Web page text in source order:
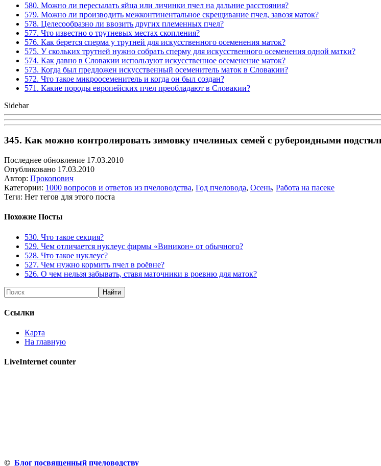
580. Можно ли пересылать яйца или личинки пчел на дальние расстояния?
579. Можно ли производить межконтинентальное скрещивание пчел, завозя маток?
578. Целесообразно ли ввозить других племенных пчел?
577. Что известно о трутневых местах скопления?
576. Как берется сперма у трутней для искусственного осеменения маток?
575. У скольких трутней нужно собрать сперму для искусственного осеменения одной матки?
574. Как давно в Словакии используют искусственное осеменение маток?
573. Когда был предложен искусственный осеменитель маток в Словакии?
572. Что такое микроосеменитель и когда он был создан?
571. Какие породы европейских пчел преобладают в Словакии?
Sidebar
345. Как можно контролировать зимовку пчелиных семей с рубероидными
Последнее обновление 17.03.2010
Опубликовано 17.03.2010
Автор: Прокопович
Категории: 1000 вопросов и ответов из пчеловодства, Год пчеловода, Осень, Работа на пасеке
Теги: Нет тегов для этого поста
Похожие Посты
530. Что такое секция?
529. Чем отличается нуклеус фирмы «Виникон» от обычного?
528. Что такое нуклеус?
527. Чем нужно кормить пчел в роёвне?
526. О чем нельзя забывать, ставя маточники в роевню для маток?
Ссылки
Карта
На главную
LiveInternet counter
© Блог посвященный пчеловодству